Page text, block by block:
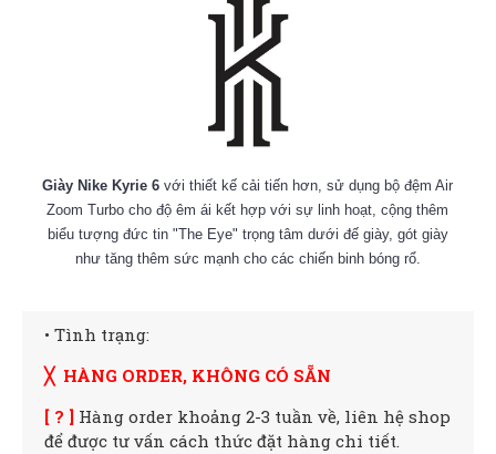
Giày Nike Kyrie 6 với thiết kế cải tiến hơn, sử dụng bộ đệm Air
Zoom Turbo cho độ êm ái kết hợp với sự linh hoạt, cộng thêm
biểu tượng đức tin "The Eye" trọng tâm dưới đế giày, gót giày
như tăng thêm sức mạnh cho các chiến binh bóng rổ.
• Tình trạng:
╳ HÀNG ORDER, KHÔNG CÓ SẴN
[ ? ] Hàng order khoảng 2-3 tuần về, liên hệ shop
để được tư vấn cách thức đặt hàng chi tiết.